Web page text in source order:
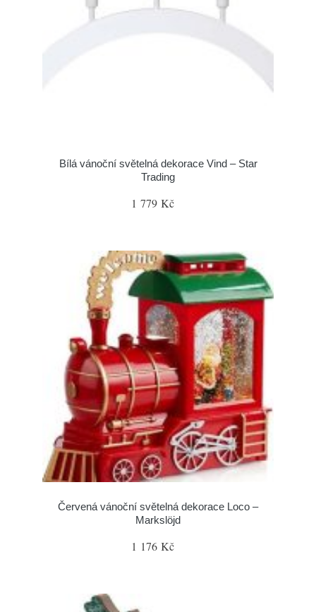
Bílá vánoční světelná dekorace Vind – Star
Trading
1 779 Kč
Červená vánoční světelná dekorace Loco –
Markslöjd
1 176 Kč